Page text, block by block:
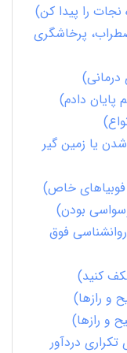
نجات را پیدا کن)
پرخاشگری
دادم)
یا زمین گیر
فوبیاهای خاص)
بودن)
فوق
کنید)
و رازها)
و رازها)
دردآور